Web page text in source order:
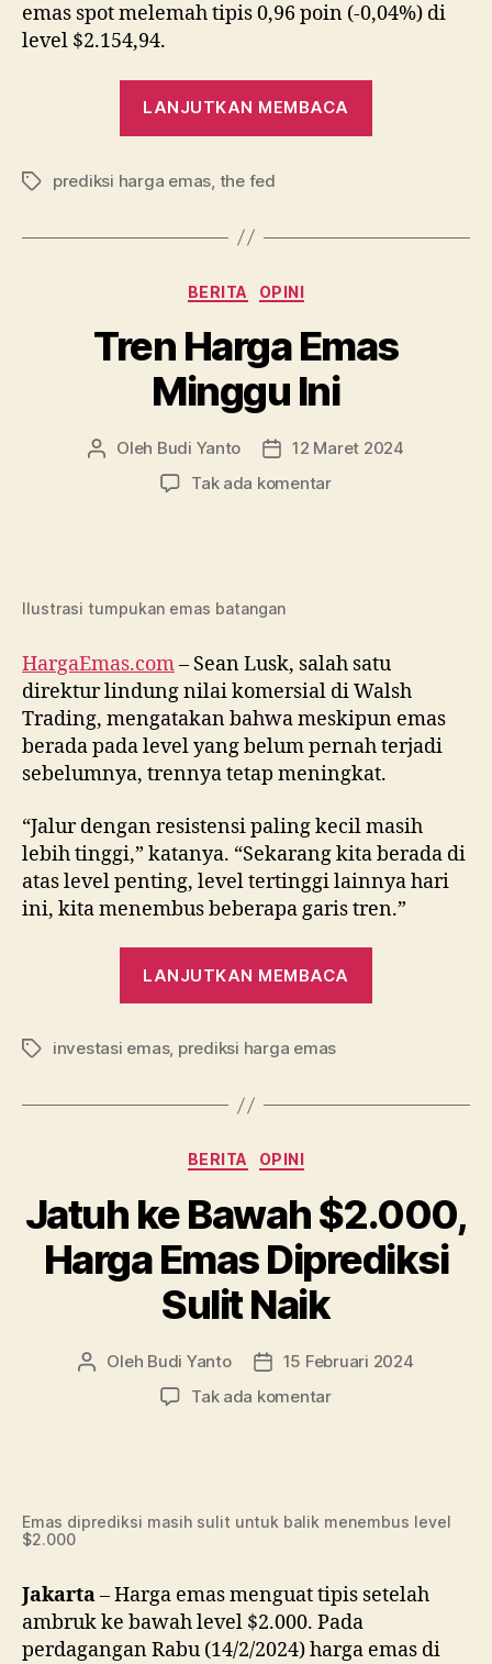
emas spot melemah tipis 0,96 poin (-0,04%) di
level $2.154,94.
LANJUTKAN MEMBACA
Rapat
Tag prediksi harga emas the fed
Kategori
BERITA OPINI
Tren Harga Emas
Minggu Ini
Penulis
Oleh Budi Yanto
Tanggal
artikel
12 Maret 2024
Tak ada komentarpada
Ilustrasi tumpukan emas batangan
HargaEmas.com– Sean Lusk, salah satu
direktur lindung nilai komersial di Walsh
Trading, mengatakan bahwa meskipun emas
berada pada level yang belum pernah terjadi
sebelumnya, trennya tetap meningkat.
“Jalur dengan resistensi paling kecil masih
lebih tinggi,” katanya. “Sekarang kita berada di
atas level penting, level tertinggi lainnya hari
ini, kita menembus beberapa garis tren.”
LANJUTKAN MEMBACA
Tag investasi emas, prediksi harga emas
Kategori
BERITA OPINI
Jatuh ke Bawah $2.000,
Harga Emas Diprediksi
Sulit Naik
Penulis
Oleh Budi Yanto
Tanggal
15 Februari 2024
Tak ada komentarpada
Harga
Sulit
Naik
Emas diprediksi masih sulit untuk balik menembus level
$2.000
Jakarta– Harga emas menguat tipis setelah
ambruk ke bawah level $2.000. Pada
perdagangan Rabu (14/2/2024) harga emas di